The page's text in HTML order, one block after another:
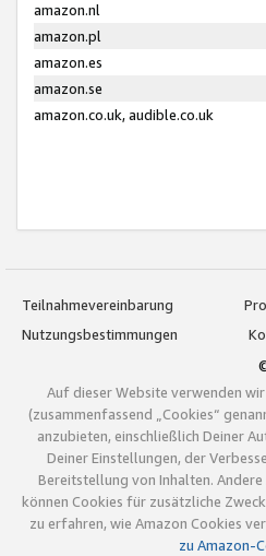
amazon.nl
amazon.pl
amazon.es
amazon.se
amazon.co.uk, audible.co.uk
Teilnahmevereinbarung
Nutzungsbestimmungen
Auf dieser Website verwenden
(zusammenfassend „Cookies“
anzubieten, einschließlich Deiner
Deiner Einstellungen, der
Bereitstellung von Inhalten.
können Cookies für zusätzliche
zu erfahren, wie Amazon Cookies
zu Amazon-